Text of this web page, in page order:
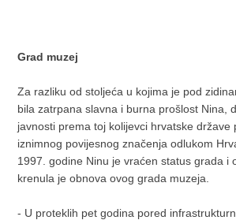
Grad muzej
Za razliku od stoljeća u kojima je pod
bila zatrpana slavna i burna prošlost Nina,
javnosti prema toj kolijevci hrvatske države
iznimnog povijesnog značenja odlukom
1997. godine Ninu je vraćen status grada i
krenula je obnova ovog grada muzeja.
- U proteklih pet godina pored